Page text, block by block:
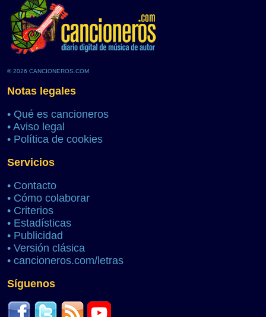
© 2026 CANCIONEROS.COM
Notas legales
• Qué es cancioneros
• Aviso legal
• Política de cookies
Servicios
• Contacto
• Cómo colaborar
• Criterios
• Estadísticas
• Publicidad
• Versión clásica
• cancioneros.com/letras
Síguenos